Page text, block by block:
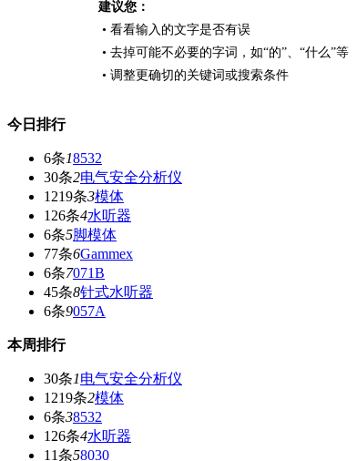
建议您：
• 看看输入的文字是否有误
• 去掉可能不必要的字词，如“的”、“什么”等
• 调整更确切的关键词或搜索条件
今日排行
6条18532
30条2电气安全分析仪
1219条3模体
126条4水听器
6条5脚模体
77条6Gammex
6条7071B
45条8针式水听器
6条9057A
本周排行
30条1电气安全分析仪
1219条2模体
6条38532
126条4水听器
11条58030